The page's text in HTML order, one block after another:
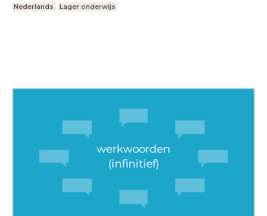
Nederlands Lager onderwijs